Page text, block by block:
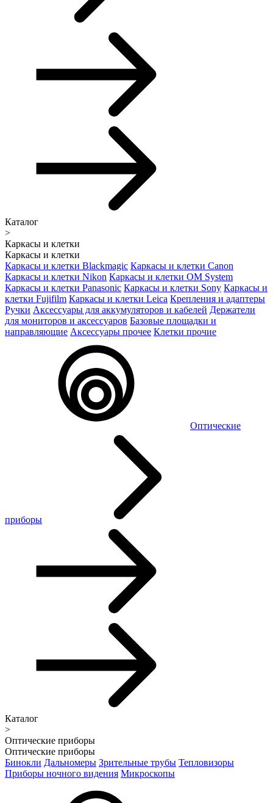
Каталог
>
Каркасы и клетки
Каркасы и клетки
Каркасы и клетки Blackmagic Каркасы и клетки Canon
Каркасы и клетки Nikon Каркасы и клетки OM System
Каркасы и клетки Panasonic Каркасы и клетки Sony Каркасы и
клетки Fujifilm Каркасы и клетки Leica Крепления и адаптеры
Ручки Аксессуары для аккумуляторов и кабелей Держатели
для мониторов и аксессуаров Базовые площадки и
направляющие Аксессуары прочее Клетки прочие
Оптические
приборы
Каталог
>
Оптические приборы
Оптические приборы
Бинокли Дальномеры Зрительные трубы Тепловизоры
Приборы ночного видения Микроскопы